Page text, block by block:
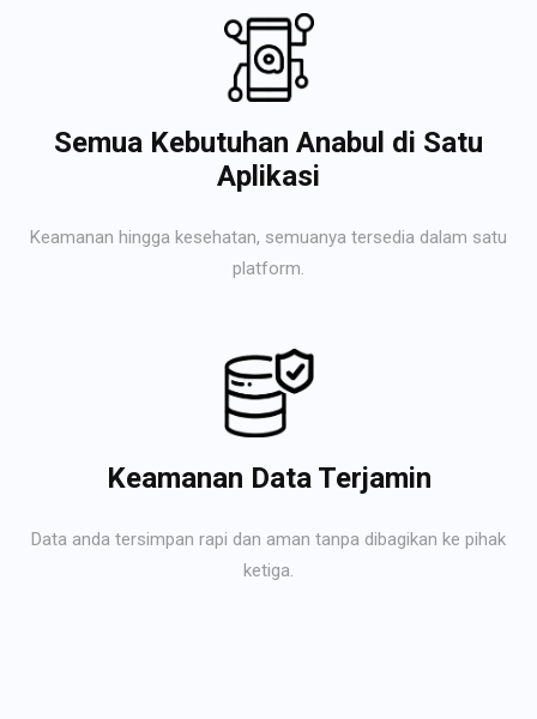
Semua Kebutuhan Anabul di Satu
Aplikasi
Keamanan hingga kesehatan, semuanya tersedia dalam satu
platform.
Keamanan Data Terjamin
Data anda tersimpan rapi dan aman tanpa dibagikan ke pihak
ketiga.